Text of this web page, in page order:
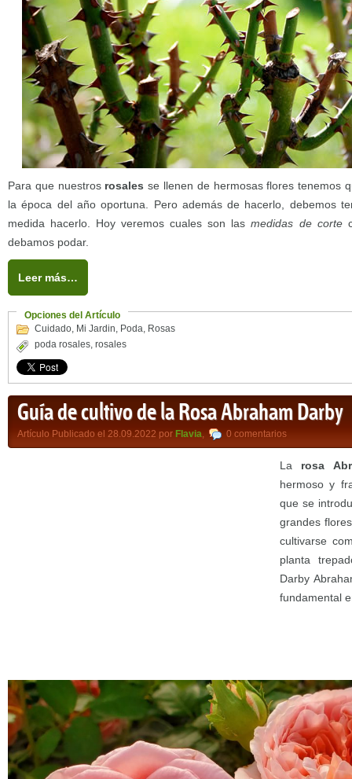
Para que nuestros rosales se llenen de hermosas flores tenemos
la época del año oportuna. Pero además de hacerlo, debemos
medida hacerlo. Hoy veremos cuales son lasmedidas de corte
debamos podar.
Leer más…
Opciones del Artículo
Cuidado, Mi Jardin, Poda, Rosas
poda rosales, rosales
Guía de cultivo de la Rosa Abraham Darby
Artículo Publicado el 28.09.2022 por Flavia, 0 comentarios
La rosa
hermoso y
que se
grandes
cultivarse
planta
Darby
fundamental